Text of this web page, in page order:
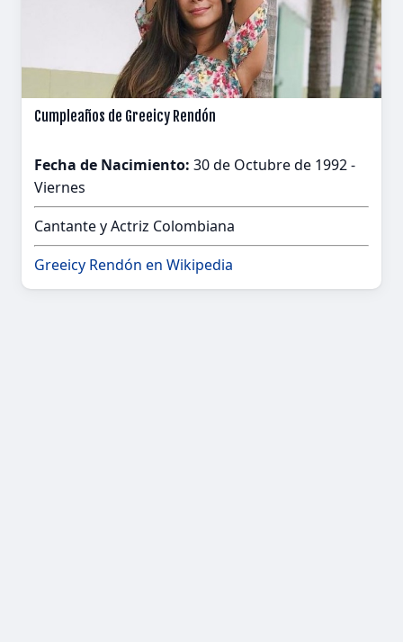
Cumpleaños de Greeicy Rendón
Fecha de Nacimiento: 30 de Octubre de 1992 -
Viernes
Cantante y Actriz Colombiana
Greeicy Rendón en Wikipedia